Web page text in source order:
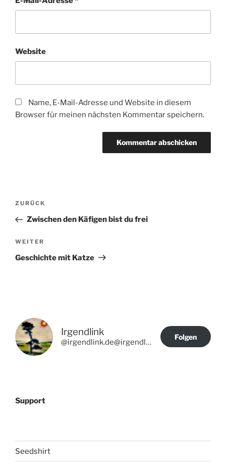
Website
Name, E-Mail-Adresse und Website in diesem
Browser für meinen nächsten Kommentar speichern.
Beitragsnavigation
Vorheriger
Beitrag
ZURÜCK
Zwischen den Käfigen bist du frei
Nächster
Beitrag
WEITER
Geschichte mit Katze
Irgendlink
@irgendlink.de@irgendlink.de
Folgen
Support
Seedshirt